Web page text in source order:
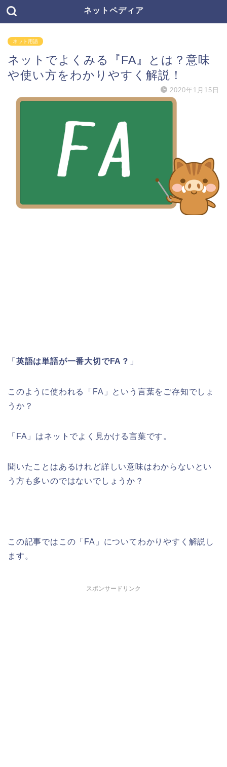
ネットペディア
ネット用語
ネットでよくみる『FA』とは？意味
や使い方をわかりやすく解説！
2020年1月15日
「 英語は単語が一番大切でFA？ 」
このように使われる「FA」という言葉をご存知でしょ
うか？
「FA」はネットでよく見かける言葉です。
聞いたことはあるけれど詳しい意味はわからないとい
う方も多いのではないでしょうか？
この記事ではこの「FA」についてわかりやすく解説し
ます。
スポンサードリンク